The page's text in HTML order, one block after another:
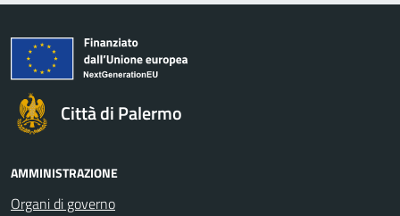
Città di Palermo
AMMINISTRAZIONE
Organi di governo